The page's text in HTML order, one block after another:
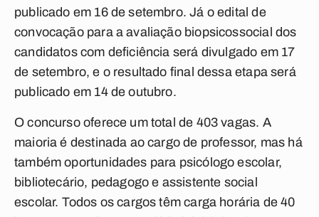
publicado em 16 de setembro. Já o edital de
convocação para a avaliação biopsicossocial dos
candidatos com deficiência será divulgado em 17
de setembro, e o resultado final dessa etapa será
publicado em 14 de outubro.
O concurso oferece um total de 403 vagas. A
maioria é destinada ao cargo de professor, mas há
também oportunidades para psicólogo escolar,
bibliotecário, pedagogo e assistente social
escolar. Todos os cargos têm carga horária de 40